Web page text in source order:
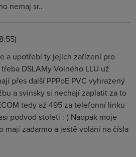
nemaj sr..
a upotřebí ty jejich zařízení pro
DSLAMy Volného LLU už
přes další PPPoE PVC vyhrazený
a svinsky si nechají zaplatit za to
tedy až 495 za telefonní linku
podvod století :-) Naopak moje
mají zadarmo a ještě volání na čísla